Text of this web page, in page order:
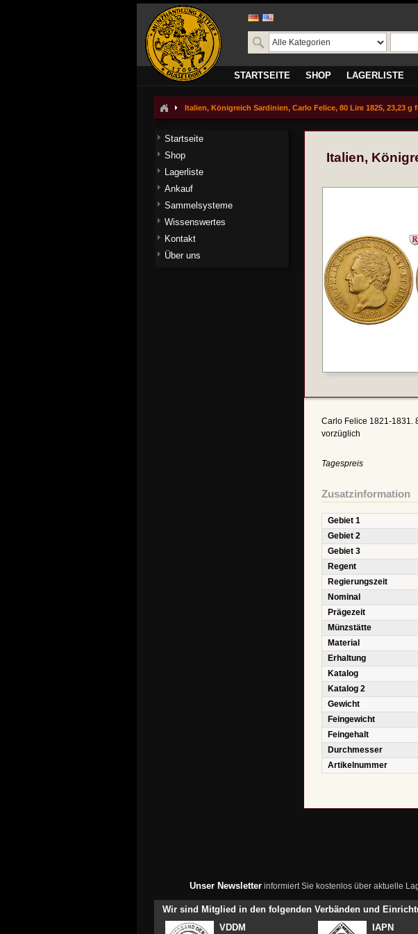
STARTSEITE SHOP LAGERLISTE
Italien, Königreich Sardinien, Carlo Felice, 80 Lire 1825, 23,23 g
Italien,
Carlo Felice 1821-1831.
vorzüglich
Tagespreis
Zusatzinformation
Gebiet 1
Gebiet 2
Gebiet 3
Regent
Regierungszeit
Nominal
Prägezeit
Münzstätte
Material
Erhaltung
Katalog
Katalog 2
Gewicht
Feingewicht
Feingehalt
Durchmesser
Artikelnummer
Startseite
Shop
Lagerliste
Ankauf
Sammelsysteme
Wissenswertes
Kontakt
Über uns
Unser Newsletterinformiert Sie kostenlos über aktuelle
Wir sind Mitglied in den folgenden Verbänden und
VDDM
IAPN